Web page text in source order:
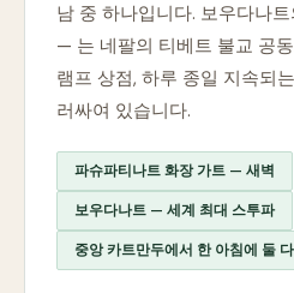
남 중 하나입니다. 보우다나
— 는 네팔의 티베트 불교 공동
램프 상점, 하루 종일 지속되
러싸여 있습니다.
파슈파티나트 화장 가트 — 새벽
보우다나트 — 세계 최대 스투파
중앙 카트만두에서 한 아침에 둘 다